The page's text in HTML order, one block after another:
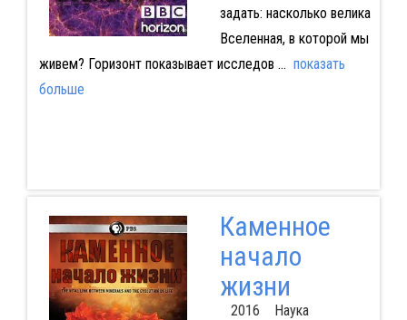
задать: насколько велика
Вселенная, в которой мы
живем? Горизонт показывает исследов ... показать
больше
Каменное
начало
жизни
2016 Наука